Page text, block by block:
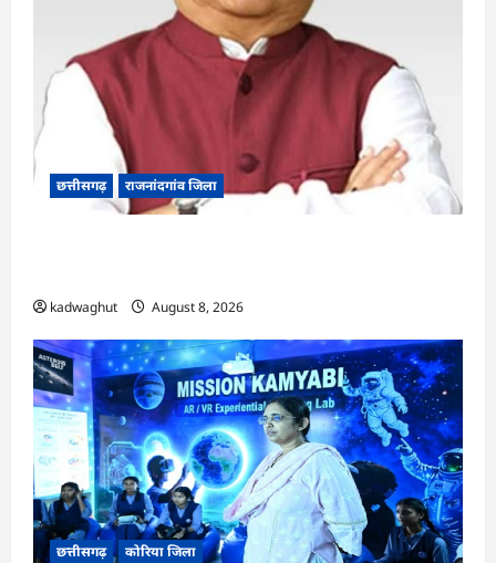
छत्तीसगढ़ राजनांदगांव जिला
kadwaghut August 8, 2026
छत्तीसगढ़ कोरिया जिला